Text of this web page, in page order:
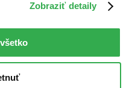
Zobraziť detaily